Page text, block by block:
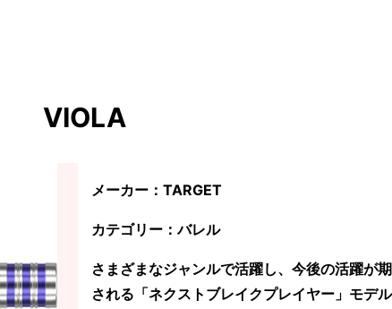
VIOLA
メーカー：TARGET
カテゴリー：バレル
さまざまなジャンルで活躍し、今後の活躍が
される「ネクストブレイクプレイヤー」モデ